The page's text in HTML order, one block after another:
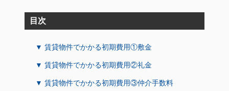
目次
▼ 賃貸物件でかかる初期費用①敷金
▼ 賃貸物件でかかる初期費用②礼金
▼ 賃貸物件でかかる初期費用③仲介手数料